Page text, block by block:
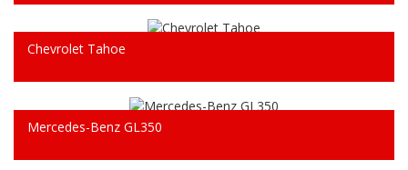
Chevrolet Tahoe
Mercedes-Benz GL350